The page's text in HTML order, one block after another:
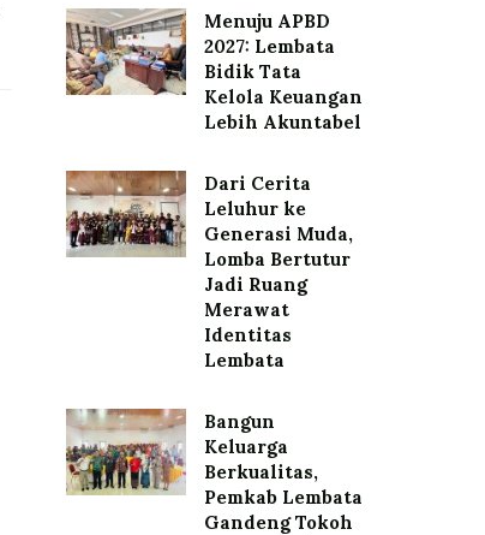
Menuju APBD
2027: Lembata
Bidik Tata
Kelola Keuangan
Lebih Akuntabel
Dari Cerita
Leluhur ke
Generasi Muda,
Lomba Bertutur
Jadi Ruang
Merawat
Identitas
Lembata
Bangun
Keluarga
Berkualitas,
Pemkab Lembata
Gandeng Tokoh